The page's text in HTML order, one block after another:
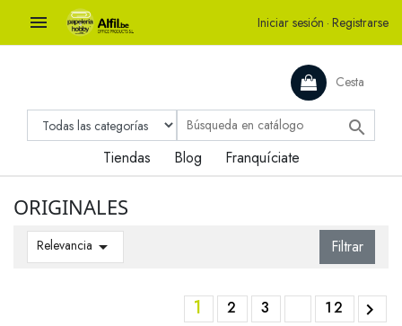
 Iniciar sesión · Registrarse
Cesta

Tiendas Blog Franquíciate
ORIGINALES
Relevancia  Filtrar
1 2 3 12 